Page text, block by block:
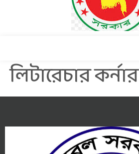
লিটারেচার কর্নার